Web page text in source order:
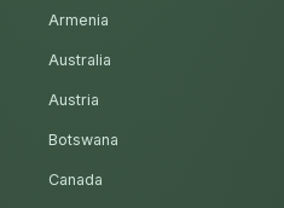
Armenia
Australia
Austria
Botswana
Canada